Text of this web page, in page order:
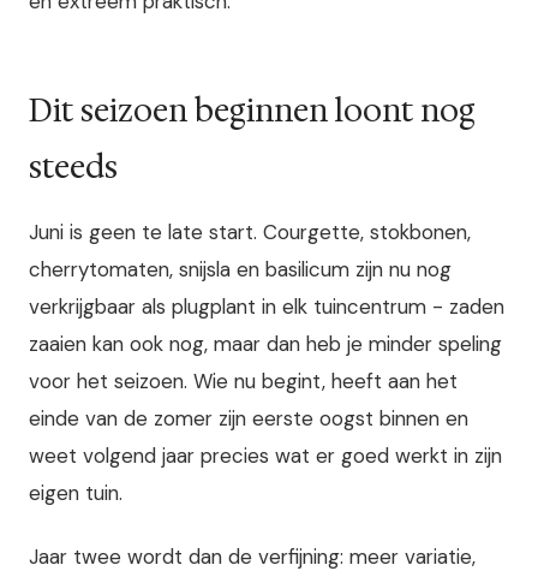
Dit seizoen beginnen loont nog
steeds
Juni is geen te late start. Courgette, stokbonen,
cherrytomaten, snijsla en basilicum zijn nu nog
verkrijgbaar als plugplant in elk tuincentrum - zaden
zaaien kan ook nog, maar dan heb je minder speling
voor het seizoen. Wie nu begint, heeft aan het
einde van de zomer zijn eerste oogst binnen en
weet volgend jaar precies wat er goed werkt in zijn
eigen tuin.
Jaar twee wordt dan de verfijning: meer variatie,